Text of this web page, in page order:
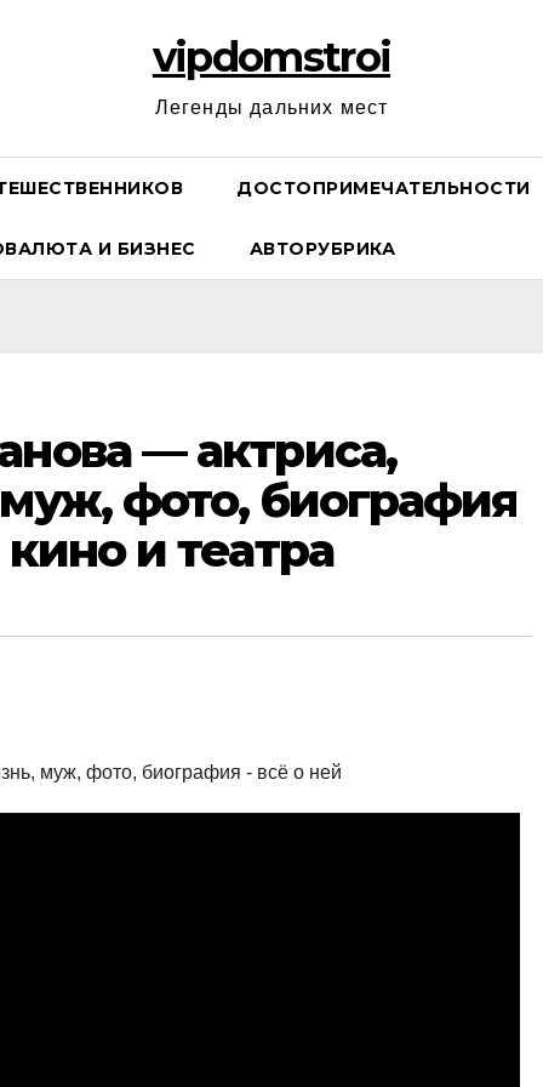
vipdomstroi
Легенды дальних мест
ДОСТОПРИМЕЧАТЕЛЬНОСТИ
И БИЗНЕС АВТОРУБРИКА
— актриса,
фото, биография
и театра